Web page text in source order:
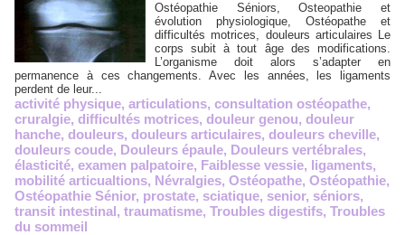
Ostéopathie Séniors, Osteopathie et
évolution physiologique, Ostéopathe et
difficultés motrices, douleurs articulaires Le
corps subit à tout âge des modifications.
L’organisme doit alors s’adapter en
permanence à ces changements. Avec les années, les ligaments
perdent de leur...
activité physique, articulations, consultation ostéopathe,
cruralgie, difficultés motrices, douleur genou, douleur
hanche, douleurs, douleurs articulaires, douleurs cheville,
douleurs coude, Douleurs épaule, Douleurs vertébrales,
élasticité, examen palpatoire, Faiblesse vessie, ligaments,
mobilité articualtions, Névralgies, Ostéopathe, Ostéopathie,
Ostéopathie Sénior, prostate, sciatique, senior, séniors,
transit intestinal, traumatisme, Troubles digestifs, Troubles
du sommeil